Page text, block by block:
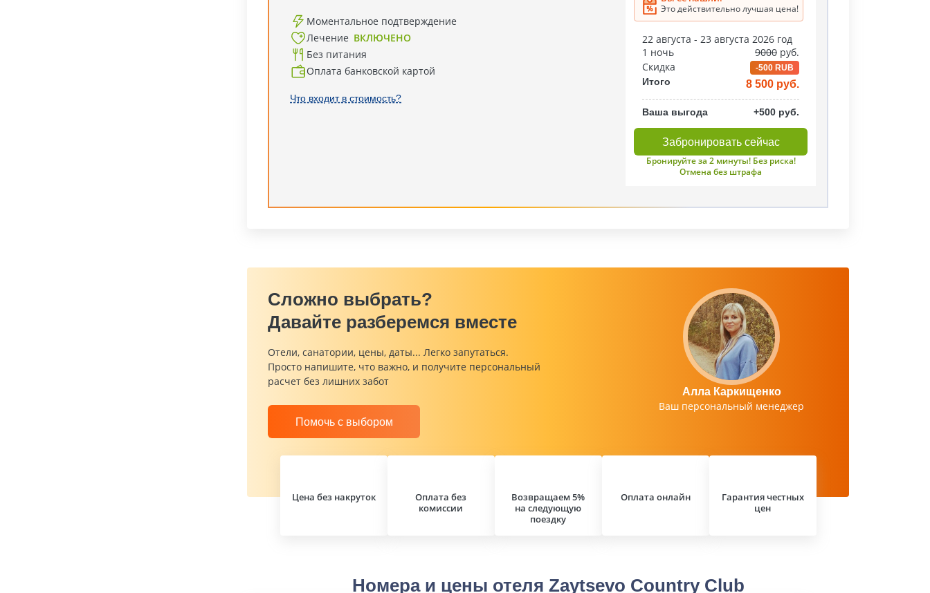
Моментальное подтверждение
Лечение ВКЛЮЧЕНО
Без питания
Оплата банковской картой
Что входит в стоимость?
Это действительно лучшая цена!
22 августа - 23 августа 2026 год
1 ночь
9000 руб.
Скидка
-500 RUB
Итого 8 500 руб.
Ваша выгода +500 руб.
Забронировать сейчас
Бронируйте за 2 минуты! Без риска!
Отмена без штрафа
Сложно выбрать?
Давайте разберемся вместе
Отели, санатории, цены, даты... Легко запутаться.
Просто напишите, что важно, и получите персональный
расчет без лишних забот
Помочь с выбором
Алла Каркищенко
Ваш персональный менеджер
Цена без накруток
Оплата без
комиссии
Возвращаем 5%
на следующую
поездку
Оплата онлайн
Гарантия честных
цен
Номера и цены отеля Zaytsevo Country Club